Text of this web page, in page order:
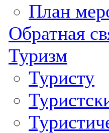
План
Обратная
Туризм
Туристу